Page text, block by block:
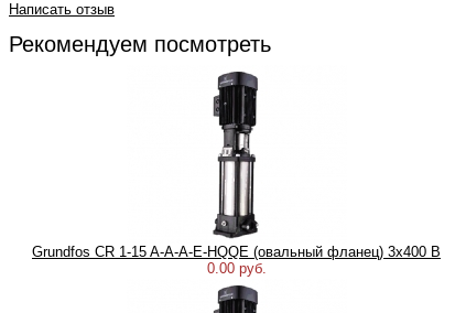
Написать отзыв
Рекомендуем посмотреть
Grundfos CR 1-15 A-A-A-E-HQQE (овальный фланец) 3х400 В
0.00 руб.